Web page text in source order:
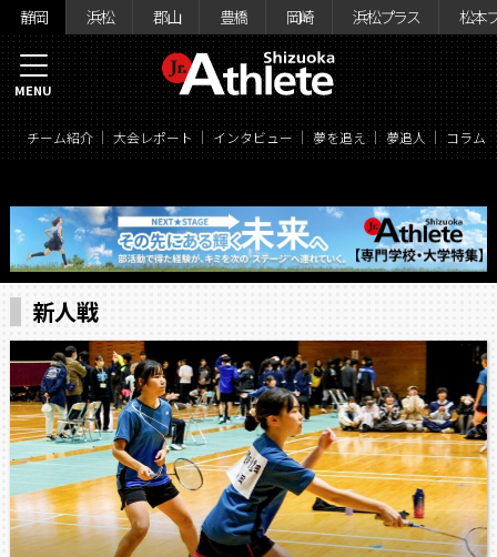
静岡 浜松 郡山 豊橋 岡崎 浜松プラス 松本
チーム紹介 大会レポート インタビュー 夢を追え 夢追人 コラム
MENU
新人戦